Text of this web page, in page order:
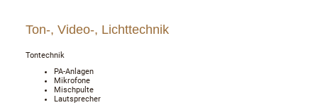
Ton-, Video-, Lichttechnik
Tontechnik
PA-Anlagen
Mikrofone
Mischpulte
Lautsprecher